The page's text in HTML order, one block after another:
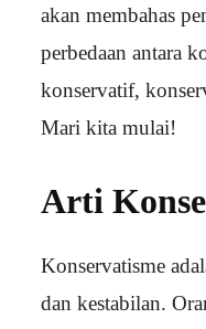
akan membahas
perbedaan antara
konservatif,
Mari kita mulai!
Arti
Konservatisme
dan kestabilan.